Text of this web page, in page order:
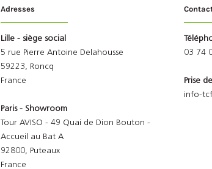
Adresses
Lille - siège social
5 rue Pierre Antoine Delahousse
59223, Roncq
France
Paris - Showroom
Tour AVISO - 49 Quai de Dion Bouton -
Accueil au Bat A
92800, Puteaux
France
03 74
Prise
info-